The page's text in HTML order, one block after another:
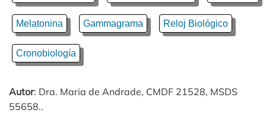
Melatonina Gammagrama Reloj Biológico
Cronobiología
Autor: Dra. Maria de Andrade, CMDF 21528, MSDS
55658..